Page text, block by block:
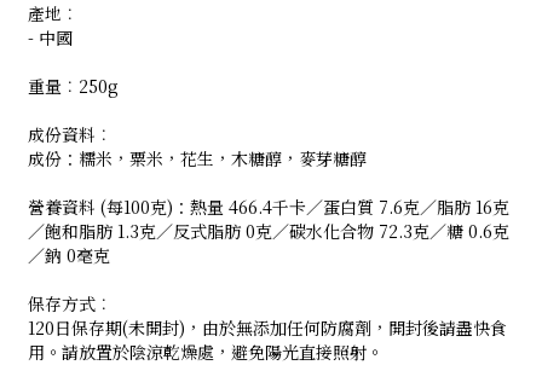
產地︰
- 中國
重量︰250g
成份資料︰
成份：糯米，粟米，花生，木糖醇，麥芽糖醇
營養資料 (每100克)：熱量 466.4千卡／蛋白質 7.6克／脂肪 16克
／飽和脂肪 1.3克／反式脂肪 0克／碳水化合物 72.3克／糖 0.6克
／鈉 0毫克
保存方式︰
120日保存期(未開封)，由於無添加任何防腐劑，開封後請盡快食
用。請放置於陰涼乾燥處，避免陽光直接照射。